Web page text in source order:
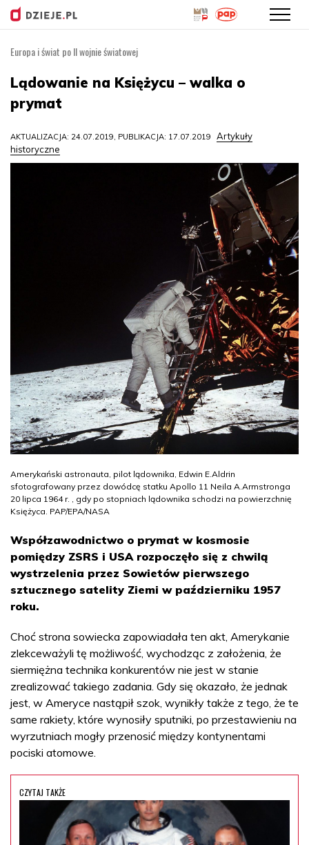
treści
Europa i świat po II wojnie światowej
Lądowanie na Księżycu – walka o
prymat
AKTUALIZACJA: 24.07.2019, PUBLIKACJA: 17.07.2019
Artykuły
historyczne
Amerykański astronauta, pilot lądownika, Edwin E.Aldrin
sfotografowany przez dowódcę statku Apollo 11 Neila A.Armstronga
20 lipca 1964 r. , gdy po stopniach lądownika schodzi na powierzchnię
Księżyca. PAP/EPA/NASA
Współzawodnictwo o prymat w kosmosie
pomiędzy ZSRS i USA rozpoczęło się z chwilą
wystrzelenia przez Sowietów pierwszego
sztucznego satelity Ziemi w październiku 1957
roku.
Choć strona sowiecka zapowiadała ten akt, Amerykanie
zlekceważyli tę możliwość, wychodząc z założenia, że
siermiężna technika konkurentów nie jest w stanie
zrealizować takiego zadania. Gdy się okazało, że jednak
jest, w Ameryce nastąpił szok, wynikły także z tego, że te
same rakiety, które wynosiły sputniki, po przestawieniu na
wyrzutniach mogły przenosić między kontynentami
pociski atomowe.
CZYTAJ TAKŻE